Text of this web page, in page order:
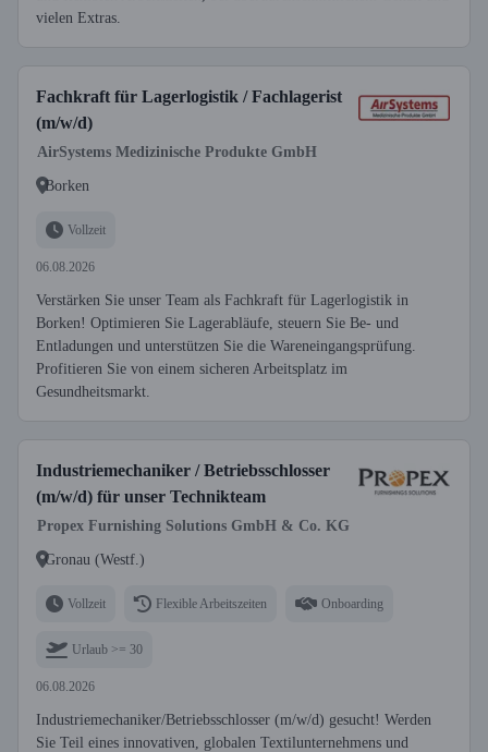
vielen Extras.
Fachkraft für Lagerlogistik / Fachlagerist
(m/w/d)
AirSystems Medizinische Produkte GmbH
Borken
Vollzeit
06.08.2026
Verstärken Sie unser Team als Fachkraft für Lagerlogistik in
Borken! Optimieren Sie Lagerabläufe, steuern Sie Be- und
Entladungen und unterstützen Sie die Wareneingangsprüfung.
Profitieren Sie von einem sicheren Arbeitsplatz im
Gesundheitsmarkt.
Industriemechaniker / Betriebsschlosser
(m/w/d) für unser Technikteam
Propex Furnishing Solutions GmbH & Co. KG
Gronau (Westf.)
Vollzeit Flexible Arbeitszeiten Onboarding
Urlaub >= 30
06.08.2026
Industriemechaniker/Betriebsschlosser (m/w/d) gesucht! Werden
Sie Teil eines innovativen, globalen Textilunternehmens und